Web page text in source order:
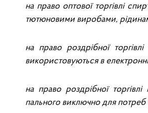
на право оптової торгівлі
тютюновими виробами,
на право роздрібної
використовуються в
на право роздрібної
пального виключно для